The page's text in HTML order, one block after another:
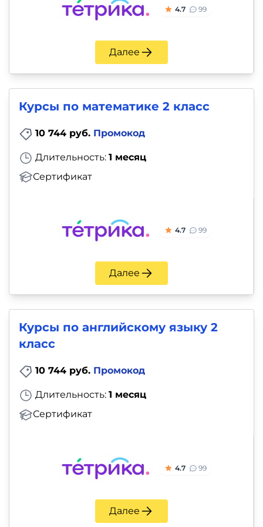
4.7 99
Далее
Курсы по математике 2 класс
10 744 руб. Промокод
Длительность: 1 месяц
Сертификат
4.7 99
Далее
Курсы по английскому языку 2
класс
10 744 руб. Промокод
Длительность: 1 месяц
Сертификат
4.7 99
Далее